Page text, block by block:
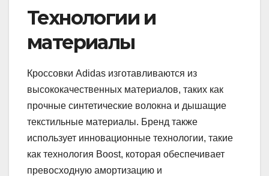
Технологии и
материалы
Кроссовки Adidas изготавливаются из
высококачественных материалов, таких как
прочные синтетические волокна и дышащие
текстильные материалы. Бренд также
использует инновационные технологии, такие
как технология Boost, которая обеспечивает
превосходную амортизацию и